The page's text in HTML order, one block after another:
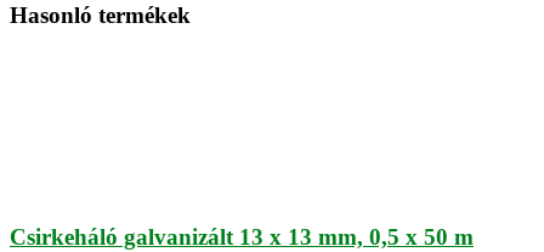
Hasonló termékek
Csirkeháló galvanizált 13 x 13 mm, 0,5 x 50 m